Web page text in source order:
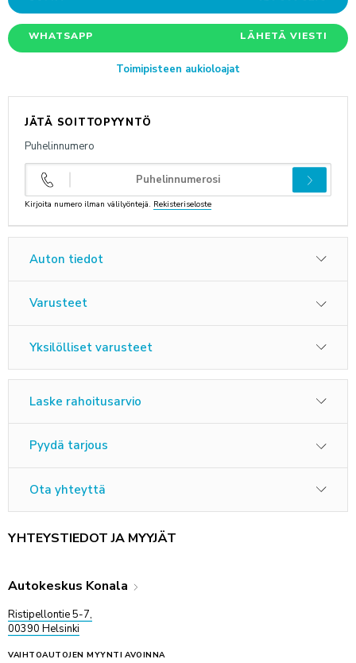
ANNA PALAUTETTA
WHATSAPP LÄHETÄ VIESTI
Toimipisteen aukioloajat
JÄTÄ SOITTOPYYNTÖ
Puhelinnumero
Kirjoita numero ilman välilyöntejä. Rekisteriseloste
Auton tiedot
Varusteet
Yksilölliset varusteet
Laske rahoitusarvio
Pyydä tarjous
Ota yhteyttä
YHTEYSTIEDOT JA MYYJÄT
Autokeskus Konala
Ristipellontie 5-7,
00390 Helsinki
VAIHTOAUTOJEN MYYNTI AVOINNA